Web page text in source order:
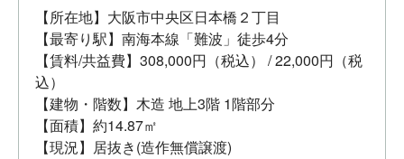
【所在地】大阪市中央区日本橋２丁目
【最寄り駅】南海本線「難波」徒歩4分
【賃料/共益費】308,000円（税込） / 22,000円（税
込）
【建物・階数】木造 地上3階 1階部分
【面積】約14.87㎡
【現況】居抜き(造作無償譲渡)